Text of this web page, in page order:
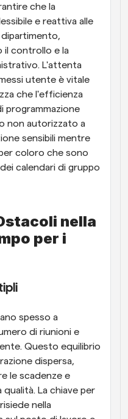
che la
e reattiva alle
il controllo e la
L'attenta
utente è vitale
che l'efficienza
programmazione
non autorizzato a
sensibili mentre
coloro che sono
calendari di gruppo
nella
per i
spesso a
di riunioni e
Questo equilibrio
dispersa,
le scadenze e
La chiave per
nella